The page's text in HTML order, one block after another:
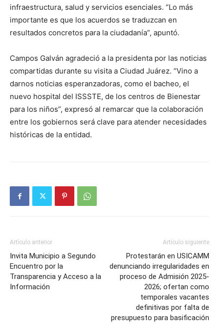
infraestructura, salud y servicios esenciales. “Lo más
importante es que los acuerdos se traduzcan en
resultados concretos para la ciudadanía”, apuntó.
Campos Galván agradeció a la presidenta por las noticias
compartidas durante su visita a Ciudad Juárez. “Vino a
darnos noticias esperanzadoras, como el bacheo, el
nuevo hospital del ISSSTE, de los centros de Bienestar
para los niños”, expresó al remarcar que la colaboración
entre los gobiernos será clave para atender necesidades
históricas de la entidad.
Artículo anterior
Invita Municipio a Segundo
Encuentro por la
Transparencia y Acceso a la
Información
Artículo siguiente
Protestarán en USICAMM
denunciando irregularidades en
proceso de Admisión 2025-
2026; ofertan como
temporales vacantes
definitivas por falta de
presupuesto para basificación